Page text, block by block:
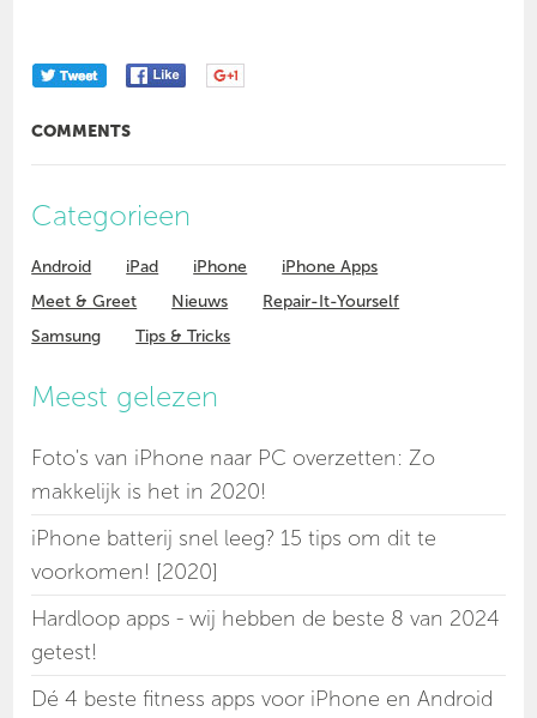
COMMENTS
Categorieen
Android iPad iPhone
iPhone Apps
Meet & Greet
Nieuws
Repair-It-Yourself
Samsung
Tips & Tricks
Meest gelezen
Foto's van iPhone naar PC overzetten: Zo
makkelijk is het in 2020!
iPhone batterij snel leeg? 15 tips om dit te
voorkomen! [2020]
Hardloop apps - wij hebben de beste 8 van 2024
getest!
Dé 4 beste fitness apps voor iPhone en Android